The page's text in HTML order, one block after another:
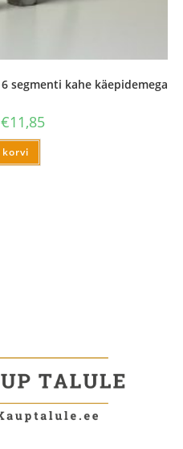
segmenti kahe käepidemega
€11,85
korvi